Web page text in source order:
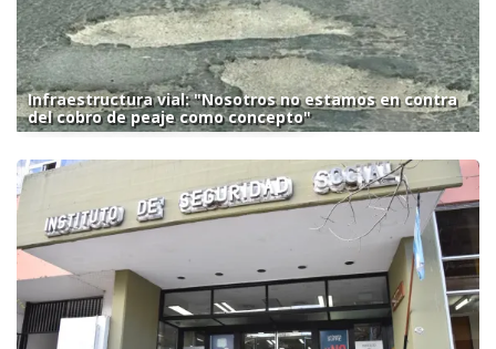
Infraestructura vial: "Nosotros no estamos en contra
del cobro de peaje como concepto"